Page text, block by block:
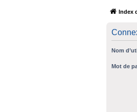
Index
Nom
Mot de